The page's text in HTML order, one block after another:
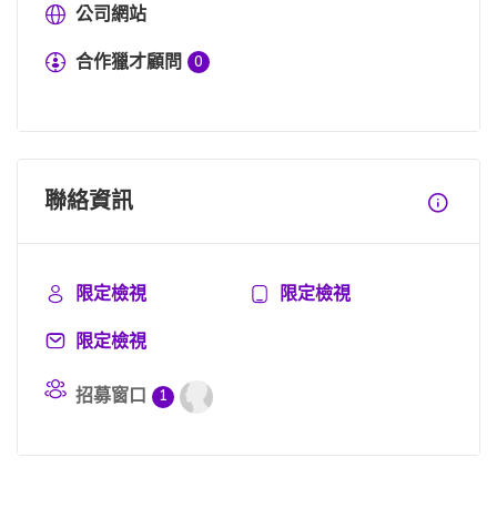
公司網站
合作獵才顧問
0
聯絡資訊
限定檢視
限定檢視
限定檢視
招募窗口 1